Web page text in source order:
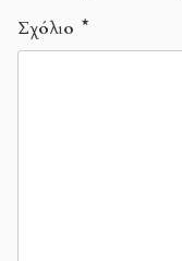
Σχόλιο *